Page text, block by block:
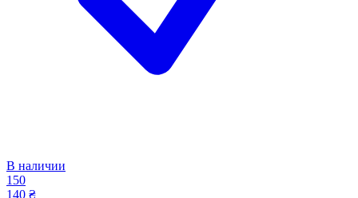
В наличии
150
140 ₴